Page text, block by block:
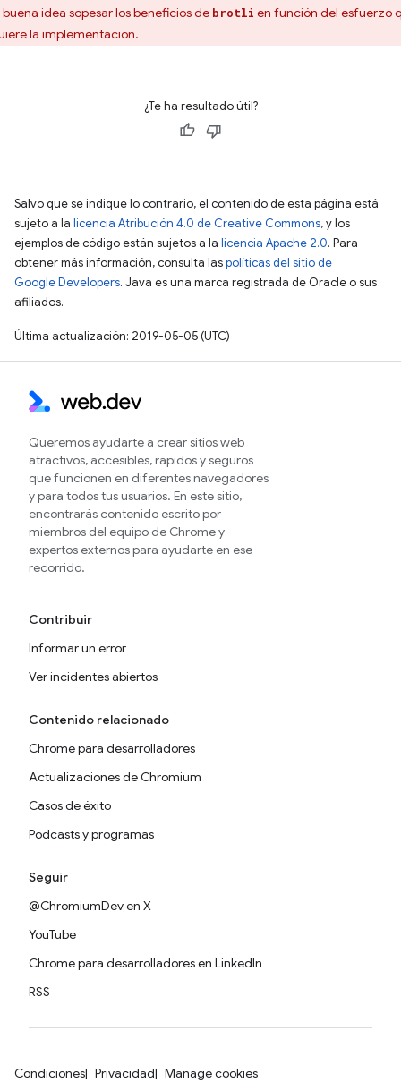
idea sopesar los beneficios de brotli en función del esfuerzo
la implementación.
¿Te ha resultado útil?
Salvo que se indique lo contrario, el contenido de esta página está
sujeto a la licencia Atribución 4.0 de Creative Commons, y los
ejemplos de código están sujetos a la licencia Apache 2.0. Para
obtener más información, consulta laspolíticas del sitio de
Google Developers. Java es una marca registrada de Oracle o sus
afiliados.
Última actualización: 2019-05-05 (UTC)
Queremos ayudarte a crear sitios web
atractivos, accesibles, rápidos y seguros
que funcionen en diferentes navegadores
y para todos tus usuarios. En este sitio,
encontrarás contenido escrito por
miembros del equipo de Chrome y
expertos externos para ayudarte en ese
recorrido.
Contribuir
Informar un error
Ver incidentes abiertos
Contenido relacionado
Chrome para desarrolladores
Actualizaciones de Chromium
Casos de éxito
Podcasts y programas
Seguir
@ChromiumDev en X
YouTube
Chrome para desarrolladores en LinkedIn
RSS
Condiciones Privacidad Manage cookies